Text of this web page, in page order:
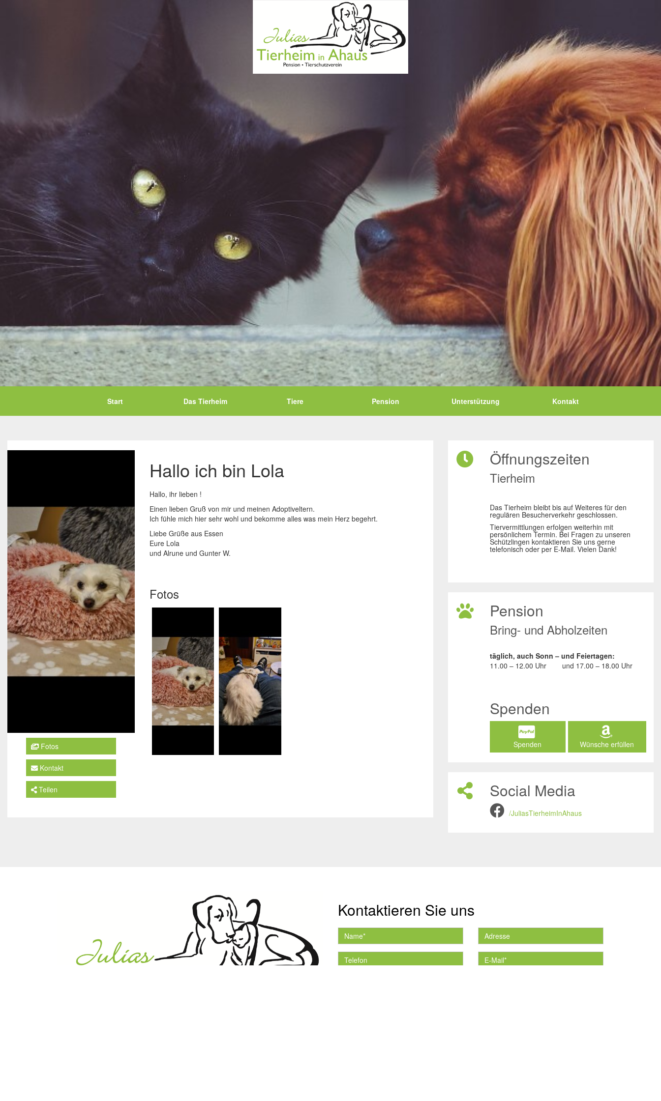
Start Das Tierheim Tiere Pension Unterstützung Kontakt
Fotos
Kontakt
Teilen
Hallo ich bin Lola
Hallo, ihr lieben !
Einen lieben Gruß von mir und meinen Adoptiveltern.
Ich fühle mich hier sehr wohl und bekomme alles was mein Herz begehrt.
Liebe Grüße aus Essen
Eure Lola
und Alrune und Gunter W.
Fotos
Öffnungszeiten
Tierheim
Das Tierheim bleibt bis auf Weiteres für den
regulären Besucherverkehr geschlossen.
Tiervermittlungen erfolgen weiterhin mit
persönlichem Termin. Bei Fragen zu unseren
Schützlingen kontaktieren Sie uns gerne
telefonisch oder per E-Mail. Vielen Dank!
Pension
Bring- und Abholzeiten
täglich, auch Sonn – und Feiertagen:
11.00 – 12.00 Uhr
und 17.00 – 18.00 Uhr
Spenden
Spenden Wünsche erfüllen
Social Media
/JuliasTierheimInAhaus
Kontaktieren Sie uns